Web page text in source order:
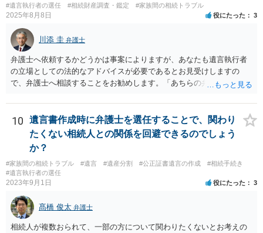
#遺言執行者の選任
#相続財産調査・鑑定 #家族間の相続トラブル
2025年8月8日 役にたった 3
川添 圭 弁護士
弁護士へ依頼するかどうかは事案によりますが、あなたも遺言執行者
の立場としての法的なアドバイスが必要であるとお見受けしますの
で、弁護士へ相談することをお勧めします。「あちらの弁護士」（元
誘導しかしてこないと思います。
10
遺言書作成時に弁護士を選任することで、関わり
たくない相続人との関係を回避できるのでしょう
か？
#家族間の相続トラブル #遺言 #遺産分割 #公正証書遺言の作成
#相続手続き
#遺言執行者の選任
2023年9月1日 役にたった 3
髙橋 俊太 弁護士
相続人が複数おられて、一部の方について関わりたくないとお考えの